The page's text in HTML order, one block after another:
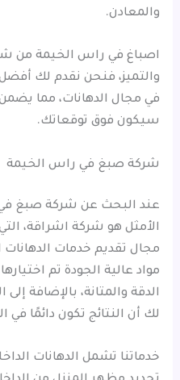
والمعادن.
اصباغ في راس الخيمة من
والتميز، فنحن نقدم لك
في مجال الدهانات، مما
سيكون فوق توقعاتك.
شركة صبغ في راس الخيمة
عند البحث عن شركة صبغ في
الأمثل هو شركة اشراقة،
مجال تقديم خدمات
مواد عالية الجودة تم
الدقة والمتانة، بالإضافة
لك أن النتائج تكون دائمًا
خدماتنا تشمل الدهانات